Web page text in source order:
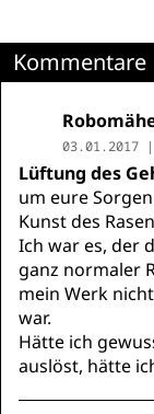
Kommentare
03.01.2017
Lüftung des
um eure
Kunst des
Ich war es, der
ganz normaler
mein Werk
war.
Hätte ich
auslöst, hätte